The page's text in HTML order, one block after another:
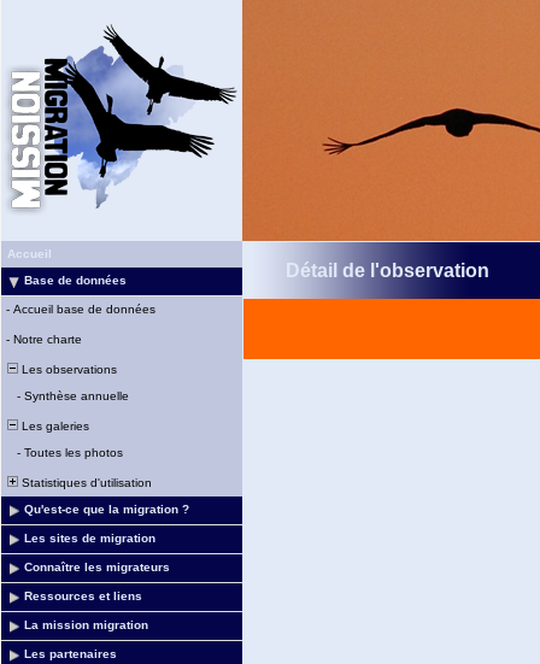
Accueil
Base de données
- Accueil base de données
- Notre charte
Les observations
- Synthèse annuelle
Les galeries
- Toutes les photos
Statistiques d'utilisation
Qu'est-ce que la migration ?
Les sites de migration
Connaître les migrateurs
Ressources et liens
La mission migration
Les partenaires
Détail de l'observation